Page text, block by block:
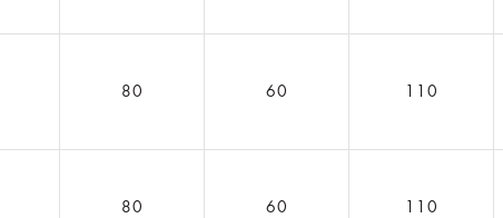
80 60 110
80 60 110